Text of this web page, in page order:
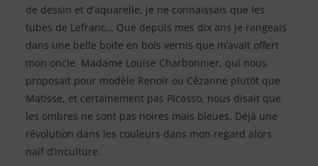
de dessin et d’aquarelle, je ne connaissais que les
tubes de Lefranc… Que depuis mes dix ans je rangeais
dans une belle boite en bois vernis que m’avait offert
mon oncle. Madame Louise Charbonnier, qui nous
proposait pour modèle Renoir ou Cézanne plutôt que
Matisse, et certainement pas Picasso, nous disait que
les ombres ne sont pas noires mais bleues. Déjà une
révolution dans les couleurs dans mon regard alors
naïf d’inculture.